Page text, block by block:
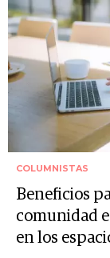
COLUMNISTAS
Beneficios
comunidad
en los